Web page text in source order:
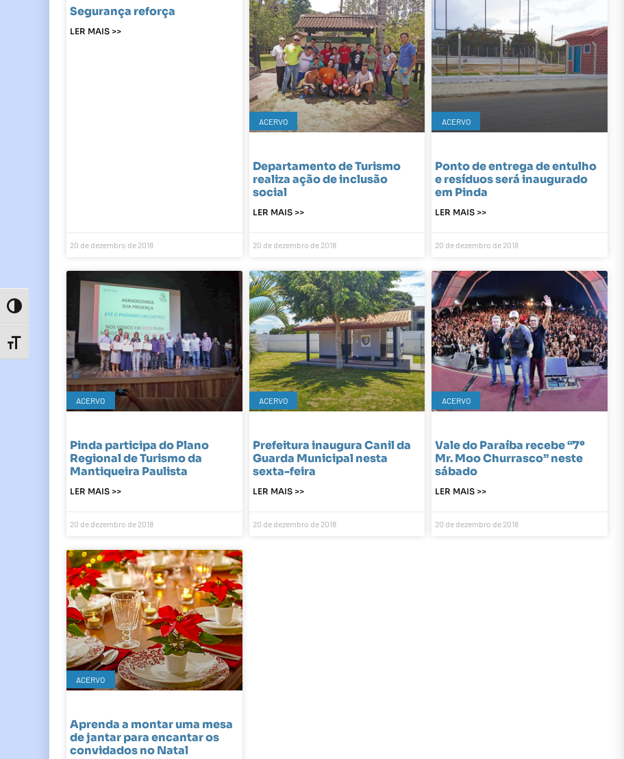
Toggle High Contrast
Toggle Font size
Segurança reforça
LER MAIS >>
20 de dezembro de 2018
ACERVO
Departamento de Turismo
realiza ação de inclusão
social
LER MAIS >>
20 de dezembro de 2018
ACERVO
Ponto de entrega de entulho
e resíduos será inaugurado
em Pinda
LER MAIS >>
20 de dezembro de 2018
ACERVO
Pinda participa do Plano
Regional de Turismo da
Mantiqueira Paulista
LER MAIS >>
20 de dezembro de 2018
ACERVO
Prefeitura inaugura Canil da
Guarda Municipal nesta
sexta-feira
LER MAIS >>
20 de dezembro de 2018
ACERVO
Vale do Paraíba recebe “7º
Mr. Moo Churrasco” neste
sábado
LER MAIS >>
20 de dezembro de 2018
ACERVO
Aprenda a montar uma mesa
de jantar para encantar os
convidados no Natal